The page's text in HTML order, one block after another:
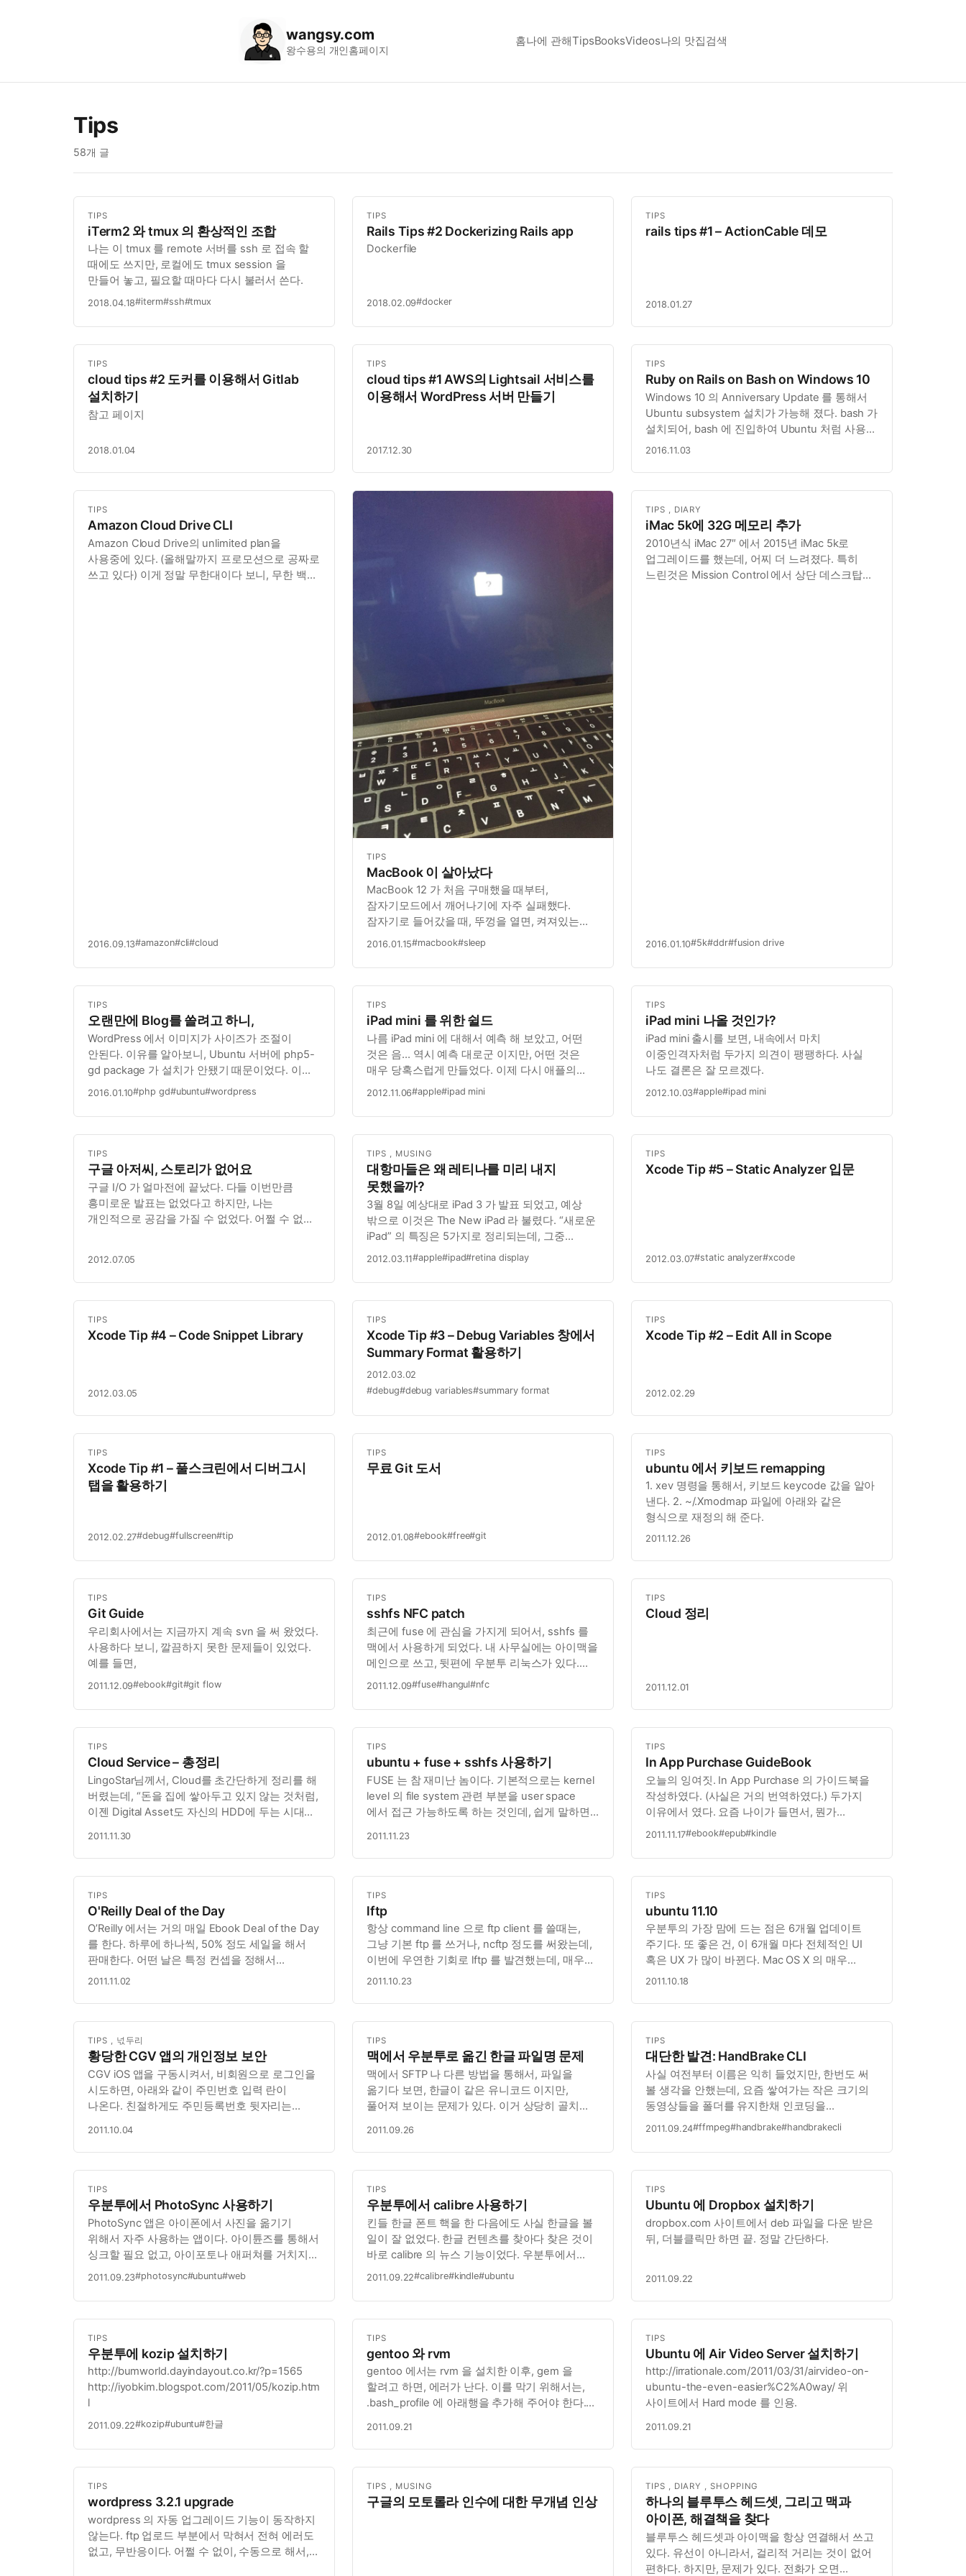
wangsy.com
왕수용의 개인홈페이지
홈나에 관해TipsBooksVideos나의 맛집검색
Tips
58개 글
TIPS
iTerm2 와 tmux 의 환상적인 조합
나는 이 tmux 를 remote 서버를 ssh 로 접속 할
때에도 쓰지만, 로컬에도 tmux session 을
만들어 놓고, 필요할 때마다 다시 불러서 쓴다.
2018.04.18#iterm#ssh#tmux
TIPS
Rails Tips #2 Dockerizing Rails app
Dockerfile
2018.02.09#docker
TIPS
rails tips #1 – ActionCable 데모
2018.01.27
TIPS
cloud tips #2 도커를 이용해서 Gitlab
설치하기
참고 페이지
2018.01.04
TIPS
cloud tips #1 AWS의 Lightsail 서비스를
이용해서 WordPress 서버 만들기
2017.12.30
TIPS
Ruby on Rails on Bash on Windows 10
Windows 10 의 Anniversary Update 를 통해서
Ubuntu subsystem 설치가 가능해 졌다. bash 가
설치되어, bash 에 진입하여 Ubuntu 처럼 사용이
가능해 졌다. 물론 여러가지 제약사항이 아직은
Ruby 설치가 가능할까? 그리고 R…
2016.11.03
TIPS
Amazon Cloud Drive CLI
Amazon Cloud Drive의 unlimited plan을
사용중에 있다. (올해말까지 프로모션으로 공짜로
쓰고 있다) 이게 정말 무한대이다 보니, 무한 백업
2016.09.13#amazon#cli#cloud
TIPS
MacBook 이 살아났다
MacBook 12 가 처음 구매했을 때부터,
잠자기모드에서 깨어나기에 자주 실패했다.
잠자기로 들어갔을 때, 뚜껑을 열면, 켜져있는
것도 아니고, 꺼져있는 것도 아니어서 강제로
다시 켜야만 했었다. 그러다, 아주 결정적인 순간
(폭풍 코딩을 하고, 서버에 푸시는 전혀 안한…
2016.01.15#macbook#sleep
TIPS , DIARY
iMac 5k에 32G 메모리 추가
2010년식 iMac 27″ 에서 2015년 iMac 5k로
업그레이드를 했는데, 어찌 더 느려졌다. 특히
느린것은 Mission Control 에서 상단 데스크탑
2016.01.10#5k#ddr#fusion drive
TIPS
오랜만에 Blog를 쓸려고 하니,
WordPress 에서 이미지가 사이즈가 조절이
안된다. 이유를 알아보니, Ubuntu 서버에 php5-
gd package 가 설치가 안됐기 때문이었다. 이걸
설치할려는데, apt-get update 가 안먹힌다.
더이상 14.10 패키지를 가지고 있지 않다.…
2016.01.10#php gd#ubuntu#wordpress
TIPS
iPad mini 를 위한 쉴드
나름 iPad mini 에 대해서 예측 해 보았고, 어떤
것은 음… 역시 예측 대로군 이지만, 어떤 것은
매우 당혹스럽게 만들었다. 이제 다시 애플의
입장에서 합리화를 해 볼 시점이다. 애플의
입장에서 단순한 옹호일 수도 있지만, 아직까지는
시장에서 가장 유효한 상품을 만들어 내…
2012.11.06#apple#ipad mini
TIPS
iPad mini 나올 것인가?
iPad mini 출시를 보면, 내속에서 마치
이중인격자처럼 두가지 의견이 팽팽하다. 사실
나도 결론은 잘 모르겠다.
2012.10.03#apple#ipad mini
TIPS
구글 아저씨, 스토리가 없어요
구글 I/O 가 얼마전에 끝났다. 다들 이번만큼
흥미로운 발표는 없었다고 하지만, 나는
개인적으로 공감을 가질 수 없었다. 어쩔 수 없이,
흥분시키는 그 뻔한 수작, 그 뻔함이 구글의
것에서는 없었다. 그게 무엇이냐면, 애플의 제품…
2012.07.05
TIPS , MUSING
대항마들은 왜 레티나를 미리 내지
못했을까?
3월 8일 예상대로 iPad 3 가 발표 되었고, 예상
밖으로 이것은 The New iPad 라 불렸다. “새로운
iPad” 의 특징은 5가지로 정리되는데, 그중
하나만 꼽으라면 당연 레티나 디스플레이이다.
나올때부터 점쳐 오던 것이었다. 더 정확히는
iPhone 4 가…
2012.03.11#apple#ipad#retina display
TIPS
Xcode Tip #5 – Static Analyzer 입문
2012.03.07#static analyzer#xcode
TIPS
Xcode Tip #4 – Code Snippet Library
2012.03.05
TIPS
Xcode Tip #3 – Debug Variables 창에서
Summary Format 활용하기
2012.03.02
#debug#debug variables#summary format
TIPS
Xcode Tip #2 – Edit All in Scope
2012.02.29
TIPS
Xcode Tip #1 – 풀스크린에서 디버그시
탭을 활용하기
2012.02.27#debug#fullscreen#tip
TIPS
무료 Git 도서
2012.01.08#ebook#free#git
TIPS
ubuntu 에서 키보드 remapping
1. xev 명령을 통해서, 키보드 keycode 값을 알아
낸다. 2. ~/.Xmodmap 파일에 아래와 같은
형식으로 재정의 해 준다.
2011.12.26
TIPS
Git Guide
우리회사에서는 지금까지 계속 svn 을 써 왔었다.
사용하다 보니, 깔끔하지 못한 문제들이 있었다.
예를 들면,
2011.12.09#ebook#git#git flow
TIPS
sshfs NFC patch
최근에 fuse 에 관심을 가지게 되어서, sshfs 를
맥에서 사용하게 되었다. 내 사무실에는 아이맥을
메인으로 쓰고, 뒷편에 우분투 리눅스가 있다.
아이맥은 1TB 의 하드 디스크에 거의 업무용
하드디스크에 비업무용(?) 파일들로 가득 차 있다.
평소에는 이 우분투에 있는…
2011.12.09#fuse#hangul#nfc
TIPS
Cloud 정리
2011.12.01
TIPS
Cloud Service – 총정리
LingoStar님께서, Cloud를 초간단하게 정리를 해
버렸는데, “돈을 집에 쌓아두고 있지 않는 것처럼,
이젠 Digital Asset도 자신의 HDD에 두는 시대는
혹은 Share 서비스들이 많다.
2011.11.30
TIPS
ubuntu + fuse + sshfs 사용하기
FUSE 는 참 재미난 놈이다. 기본적으로는 kernel
level 의 file system 관련 부분을 user space
에서 접근 가능하도록 하는 것인데, 쉽게 말하면,
만들어야 하지만, 이게 쉽지가 않다. 그래서,
새로운 파일 시스템을 만드는 작업은 만만치 않은
일이다…
2011.11.23
TIPS
In App Purchase GuideBook
오늘의 잉여짓. In App Purchase 의 가이드북을
작성하였다. (사실은 거의 번역하였다.) 두가지
이유에서 였다. 요즘 나이가 들면서, 뭔가
한가지를 하면 그것이 남지가 않는다. 한참 책을
다 잊어 버린다. 예젠에도 기억력은 안좋았기
때문에, 그때도 그다지 기억하고…
2011.11.17#ebook#epub#kindle
TIPS
O'Reilly Deal of the Day
O’Reilly 에서는 거의 매일 Ebook Deal of the Day
를 한다. 하루에 하나씩, 50% 정도 세일을 해서
판매한다. 어떤 날은 특정 컨셉을 정해서
여러개를 동시에 세일을 하기도 한다. Dennis
관련 서적을 전체 할인하였다. 이전에는 50…
2011.11.02
TIPS
lftp
항상 command line 으로 ftp client 를 쓸때는,
그냥 기본 ftp 를 쓰거나, ncftp 정도를 써왔는데,
이번에 우연한 기회로 lftp 를 발견했는데, 매우
유용하다. 접속한 서버쪽의 charset 을 지정해
2011.10.23
TIPS
ubuntu 11.10
우분투의 가장 맘에 드는 점은 6개월 업데이트
주기다. 또 좋은 건, 이 6개월 마다 전체적인 UI
혹은 UX 가 많이 바뀐다. Mac OS X 의 매우
신중스러운 접근도 좋지만, 우분투의 이런
새집에서 사는 느낌. 6개월 마다 자동차가 바뀌는
이런 느낌이다. 6개월마다 어떻게…
2011.10.18
TIPS , 넋두리
황당한 CGV 앱의 개인정보 보안
CGV iOS 앱을 구동시켜서, 비회원으로 로그인을
시도하면, 아래와 같이 주민번호 입력 란이
나온다. 친절하게도 주민등록번호 뒷자리는
하지만 로그인 버튼을 누르는 순간. 뜨억.
뒷번호를 확인해서 물어본다. 그럴거면, 앞에서
왜 가려줬는지. 왜 이렇게 됐는지는 안봐도
보인다.…
2011.10.04
TIPS
맥에서 우분투로 옮긴 한글 파일명 문제
맥에서 SFTP 나 다른 방법을 통해서, 파일을
옮기다 보면, 한글이 같은 유니코드 이지만,
풀어져 보이는 문제가 있다. 이거 상당히 골치
찾아봤다. 방법은 convmv 를 설치하는 것. apt-
get 을 통해서 convmv 를 설치해 주고, 아래와
같은 명령을 통해서 변경 가능.
2011.09.26
TIPS
대단한 발견: HandBrake CLI
사실 여전부터 이름은 익히 들었지만, 한번도 써
볼 생각을 안했는데, 요즘 쌓여가는 작은 크기의
동영상들을 폴더를 유지한채 인코딩을
스크립트로 자동화 할 수 없을까 계속 고민하며
잘되는데, mov 파일이 안됨), 구글 검색으로
HandBrake 이름을 발견, 테스트를 했는…
2011.09.24#ffmpeg#handbrake#handbrakecli
TIPS
우분투에서 PhotoSync 사용하기
PhotoSync 앱은 아이폰에서 사진을 옮기기
위해서 자주 사용하는 앱이다. 아이튠즈를 통해서
싱크할 필요 없고, 아이포토나 애퍼쳐를 거치지
않고, 간단하게 찍은 사진 몇장을 옮길때 더 없이
다만, 요즘 우분투를 주로 사용하다 보니,
아이폰으로 사진을 찍고, 우분투…
2011.09.23#photosync#ubuntu#web
TIPS
우분투에서 calibre 사용하기
킨들 한글 폰트 핵을 한 다음에도 사실 한글을 볼
일이 잘 없었다. 한글 컨텐츠를 찾아다 찾은 것이
바로 calibre 의 뉴스 기능이었다. 우분투에서
calibre 를 설치한다. 설치하면, 사실 거친 UI 가
답게 한번 개발자의 멘탈을 이해하고나면 매우
쓰기가 쉽다.…
2011.09.22#calibre#kindle#ubuntu
TIPS
Ubuntu 에 Dropbox 설치하기
dropbox.com 사이트에서 deb 파일을 다운 받은
뒤, 더블클릭만 하면 끝. 정말 간단하다.
2011.09.22
TIPS
우분투에 kozip 설치하기
http://bumworld.dayindayout.co.kr/?p=1565
http://iyobkim.blogspot.com/2011/05/kozip.htm
l
2011.09.22#kozip#ubuntu#한글
TIPS
gentoo 와 rvm
gentoo 에서는 rvm 을 설치한 이후, gem 을
할려고 하면, 에러가 난다. 이를 막기 위해서는,
.bash_profile 에 아래행을 추가해 주어야 한다.
세팅하여서, rvm 과 문제를 일으킨다.)
2011.09.21
TIPS
Ubuntu 에 Air Video Server 설치하기
http://irrationale.com/2011/03/31/airvideo-on-
ubuntu-the-even-easier%C2%A0way/ 위
사이트에서 Hard mode 를 인용.
2011.09.21
TIPS
wordpress 3.2.1 upgrade
wordpress 의 자동 업그레이드 기능이 동작하지
않는다. ftp 업로드 부분에서 막혀서 전혀 에러도
없고, 무반응이다. 어쩔 수 없이, 수동으로 해서,
TIPS , MUSING
구글의 모토롤라 인수에 대한 무개념 인상
TIPS , DIARY ,SHOPPING
하나의 블루투스 헤드셋, 그리고 맥과
아이폰, 해결책을 찾다
블루투스 헤드셋과 아이맥을 항상 연결해서 쓰고
있다. 유선이 아니라서, 걸리적 거리는 것이 없어
편하다. 하지만, 문제가 있다. 전화가 오면